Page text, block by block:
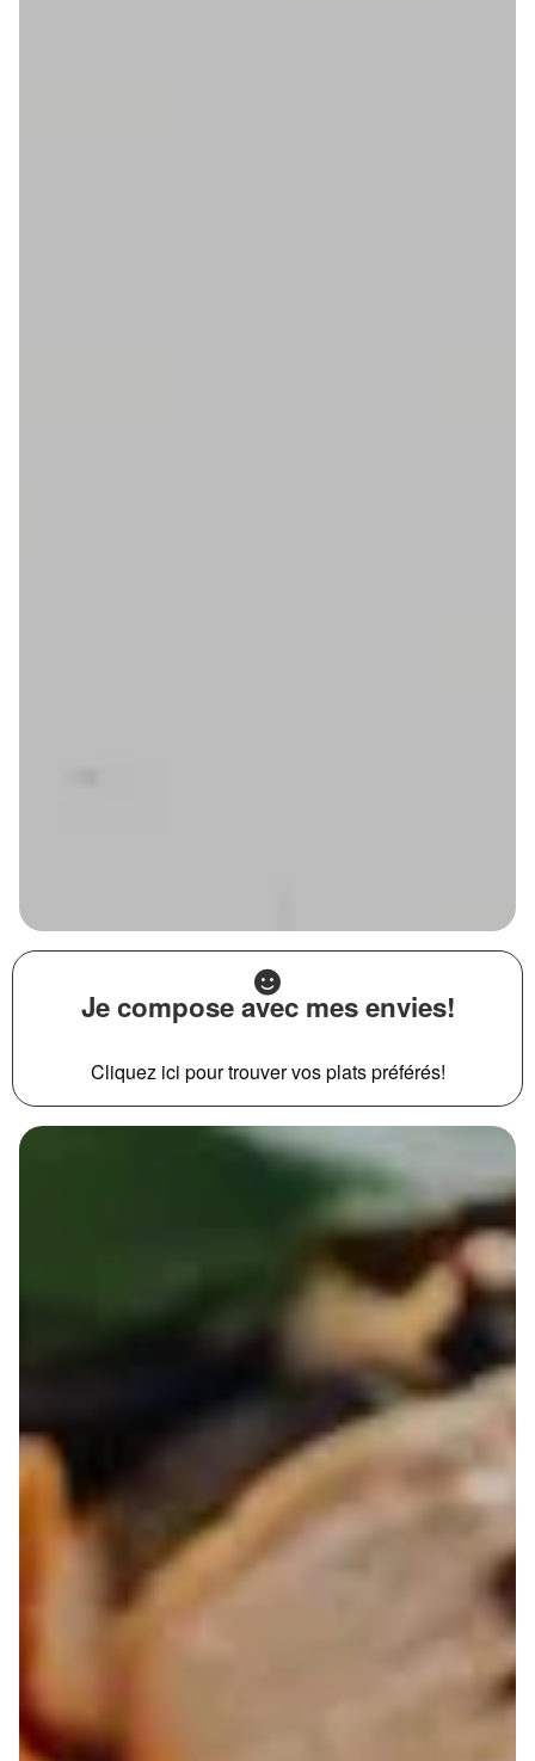
Je compose avec mes envies!
Cliquez ici pour trouver vos plats préférés!